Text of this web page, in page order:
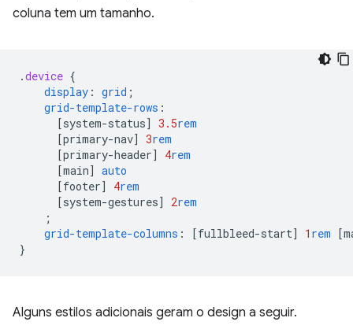
coluna tem um tamanho.
.device {
display : grid ;
grid-template-rows :
[system-status] 3.5rem
[primary-nav] 3rem
[primary-header] 4rem
[main] auto
[footer] 4rem
[system-gestures] 2rem
;
grid-template-columns : [fullbleed-start] 1 rem [
}
Alguns estilos adicionais geram o design a seguir.